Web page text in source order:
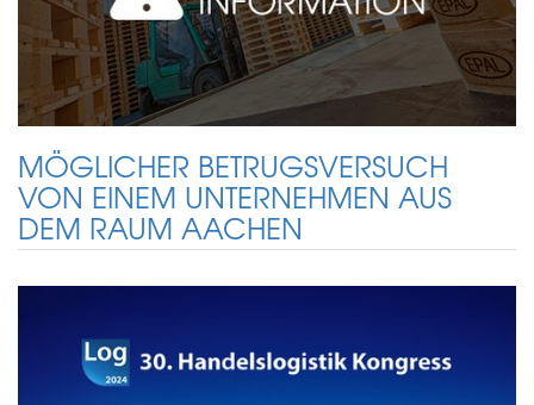
MÖGLICHER BETRUGSVERSUCH
VON EINEM UNTERNEHMEN AUS
DEM RAUM AACHEN